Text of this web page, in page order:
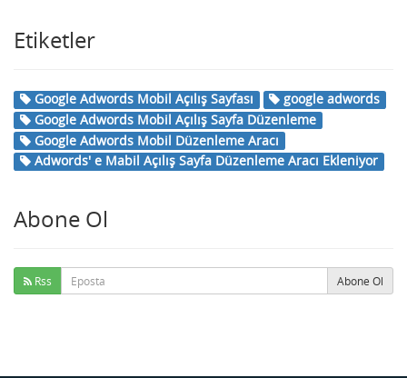
Etiketler
Google Adwords Mobil Açılış Sayfası
google adwords
Google Adwords Mobil Açılış Sayfa Düzenleme
Google Adwords Mobil Düzenleme Aracı
Adwords' e Mabil Açılış Sayfa Düzenleme Aracı Ekleniyor
Abone Ol
Rss Abone Ol